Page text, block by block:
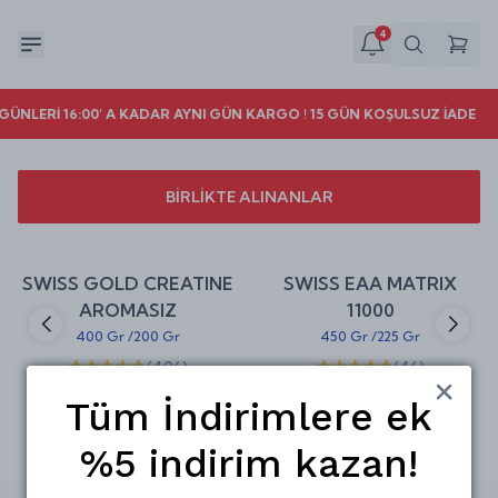
4
16:00' A KADAR AYNI GÜN KARGO ! 15 GÜN KOŞULSUZ İADE
BİRLİKTE ALINANLAR
indirim
SWISS GOLD CREATINE
AROMASIZ
400 Gr /200 Gr
(406)
₺ 849.00 ₺ 635.00
indirim
SWISS EAA MATRIX
11000
450 Gr /225 Gr
(46)
₺ 799.00 ₺ 599.00
Tüm İndirimlere ek
%5 indirim kazan!